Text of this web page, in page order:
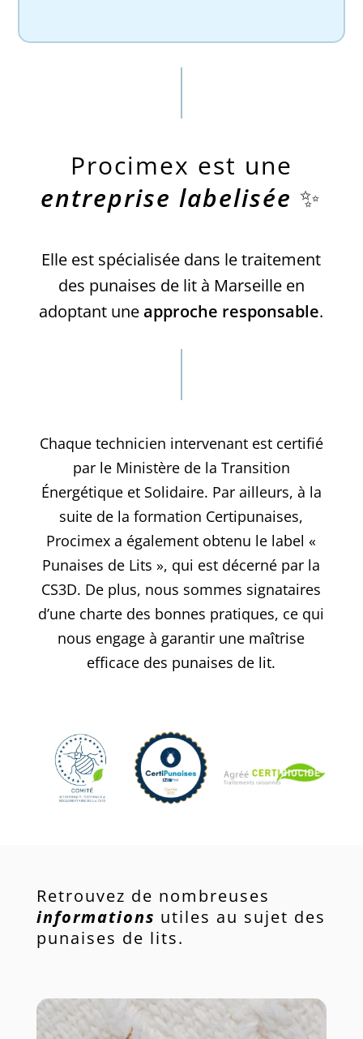
Procimex est une
entreprise labelisée ✨
Elle est spécialisée dans le traitement
des punaises de lit à Marseille en
adoptant uneapproche responsable.
Chaque technicien intervenant est certifié
par le Ministère de la Transition
Énergétique et Solidaire. Par ailleurs, à la
suite de la formation Certipunaises,
Procimex a également obtenu le label «
Punaises de Lits », qui est décerné par la
CS3D. De plus, nous sommes signataires
d’une charte des bonnes pratiques, ce qui
nous engage à garantir une maîtrise
efficace des punaises de lit.
Retrouvez de nombreuses
informations utiles au sujet des
punaises de lits.